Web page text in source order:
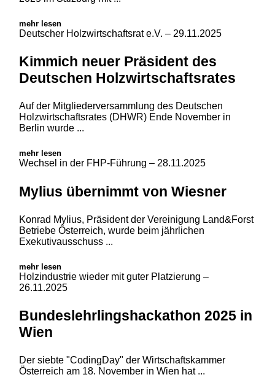
mehr lesen
Deutscher Holzwirtschaftsrat e.V.– 29.11.2025
Kimmich neuer Präsident des
Deutschen Holzwirtschaftsrates
Auf der Mitgliederversammlung des Deutschen
Holzwirtschaftsrates (DHWR) Ende November in
Berlin wurde ...
mehr lesen
Wechsel in der FHP-Führung– 28.11.2025
Mylius übernimmt von Wiesner
Konrad Mylius, Präsident der Vereinigung Land&Forst
Betriebe Österreich, wurde beim jährlichen
Exekutivausschuss ...
mehr lesen
Holzindustrie wieder mit guter Platzierung–
26.11.2025
Bundeslehrlingshackathon 2025 in
Wien
Der siebte "CodingDay" der Wirtschaftskammer
Österreich am 18. November in Wien hat ...